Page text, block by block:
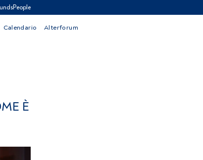
Calendario Alterforum
È